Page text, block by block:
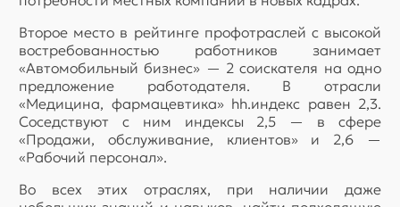
Второе место в рейтинге профотраслей с высокой
востребованностью работников занимает
«Автомобильный бизнес» — 2 соискателя на одно
предложение работодателя. В отрасли
«Медицина, фармацевтика» hh.индекс равен 2,3.
Соседствуют с ним индексы 2,5 — в сфере
«Продажи, обслуживание, клиентов» и 2,6 —
«Рабочий персонал».
Во всех этих отраслях, при наличии даже